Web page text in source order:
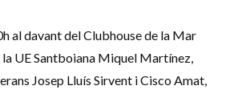
al davant del Clubhouse de la Mar
la UE Santboiana Miquel Martínez,
Josep Lluís Sirvent i Cisco Amat,